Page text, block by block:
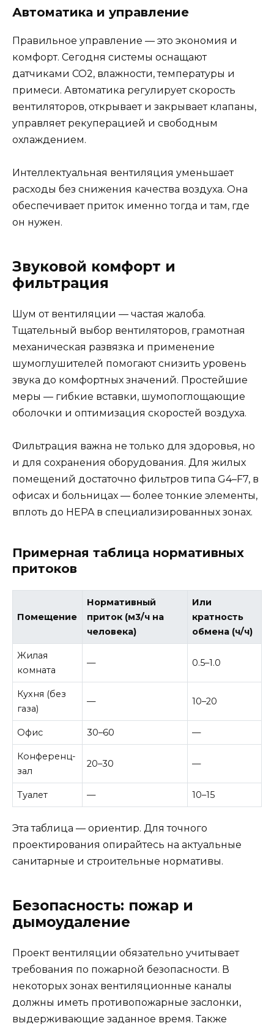
Автоматика и управление
Правильное управление — это экономия и
комфорт. Сегодня системы оснащают
датчиками CO2, влажности, температуры и
примеси. Автоматика регулирует скорость
вентиляторов, открывает и закрывает клапаны,
управляет рекуперацией и свободным
охлаждением.
Интеллектуальная вентиляция уменьшает
расходы без снижения качества воздуха. Она
обеспечивает приток именно тогда и там, где
он нужен.
Звуковой комфорт и
фильтрация
Шум от вентиляции — частая жалоба.
Тщательный выбор вентиляторов, грамотная
механическая развязка и применение
шумоглушителей помогают снизить уровень
звука до комфортных значений. Простейшие
меры — гибкие вставки, шумопоглощающие
оболочки и оптимизация скоростей воздуха.
Фильтрация важна не только для здоровья, но
и для сохранения оборудования. Для жилых
помещений достаточно фильтров типа G4–F7, в
офисах и больницах — более тонкие элементы,
вплоть до HEPA в специализированных зонах.
Примерная таблица нормативных
притоков
Помещение
Нормативный
приток (м3/ч на
человека)
Или
кратность
обмена (ч/ч)
Жилая
комната
— 0.5–1.0
Кухня (без
газа)
— 10–20
Офис 30–60 —
Конференц-
зал
20–30 —
Туалет — 10–15
Эта таблица — ориентир. Для точного
проектирования опирайтесь на актуальные
санитарные и строительные нормативы.
Безопасность: пожар и
дымоудаление
Проект вентиляции обязательно учитывает
требования по пожарной безопасности. В
некоторых зонах вентиляционные каналы
должны иметь противопожарные заслонки,
выдерживающие заданное время. Также